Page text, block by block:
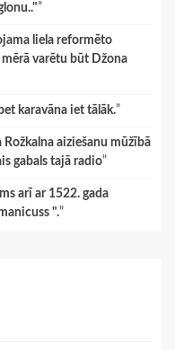
”
liela reformēto
varētu būt Džona
karavāna iet tālāk.”
aiziešanu mūžībā
gabals tajā radio”
arī ar 1522. gada
".”